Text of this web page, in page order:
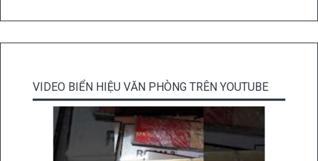
VIDEO BIỂN HIỆU VĂN PHÒNG TRÊN YOUTUBE